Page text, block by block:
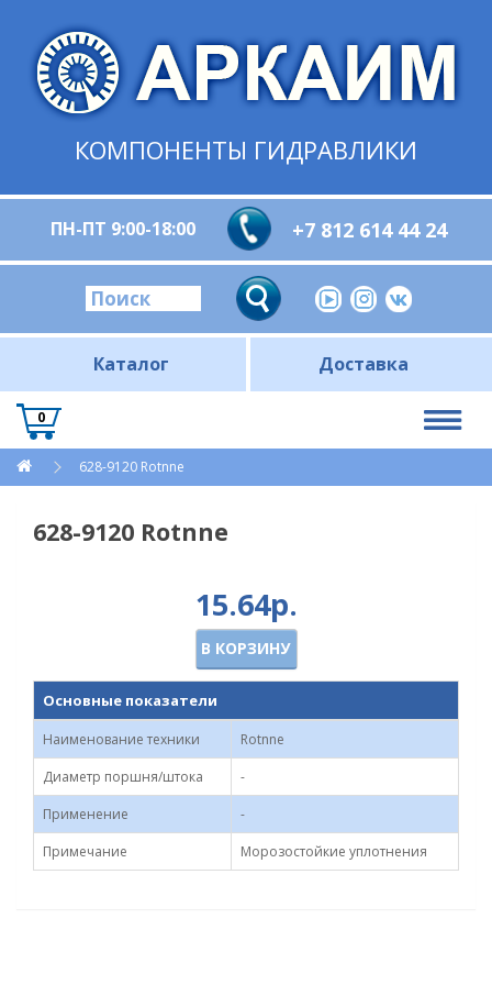
КОМПОНЕНТЫ ГИДРАВЛИКИ
ПН-ПТ 9:00-18:00 +7 812 614 44 24
Каталог Доставка
0
628-9120 Rotnne
628-9120 Rotnne
15.64р.
В КОРЗИНУ
Основные показатели
Наименование техники
Rotnne
Диаметр поршня/штока
-
Применение
-
Примечание
Морозостойкие уплотнения